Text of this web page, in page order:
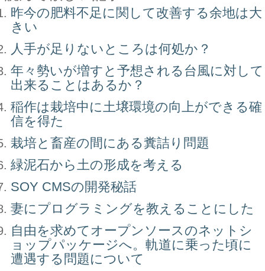
昨今の肥料不足に関して改善する余地は大
きい
人手が足りないところは何処か？
年々勢いが増すと予想される台風に対して
出来ることはあるか？
稲作は栽培中に土壌環境の向上ができる確
信を得た
栽培と畜産の間にある糞詰り問題
緑泥石から土の形成を考える
SOY CMSの開発秘話
妻にプログラミングを教えることにした
自由を求めてオープンソースのネットシ
ョップパッケージへ。軌道に乗った頃に
遭遇する問題について